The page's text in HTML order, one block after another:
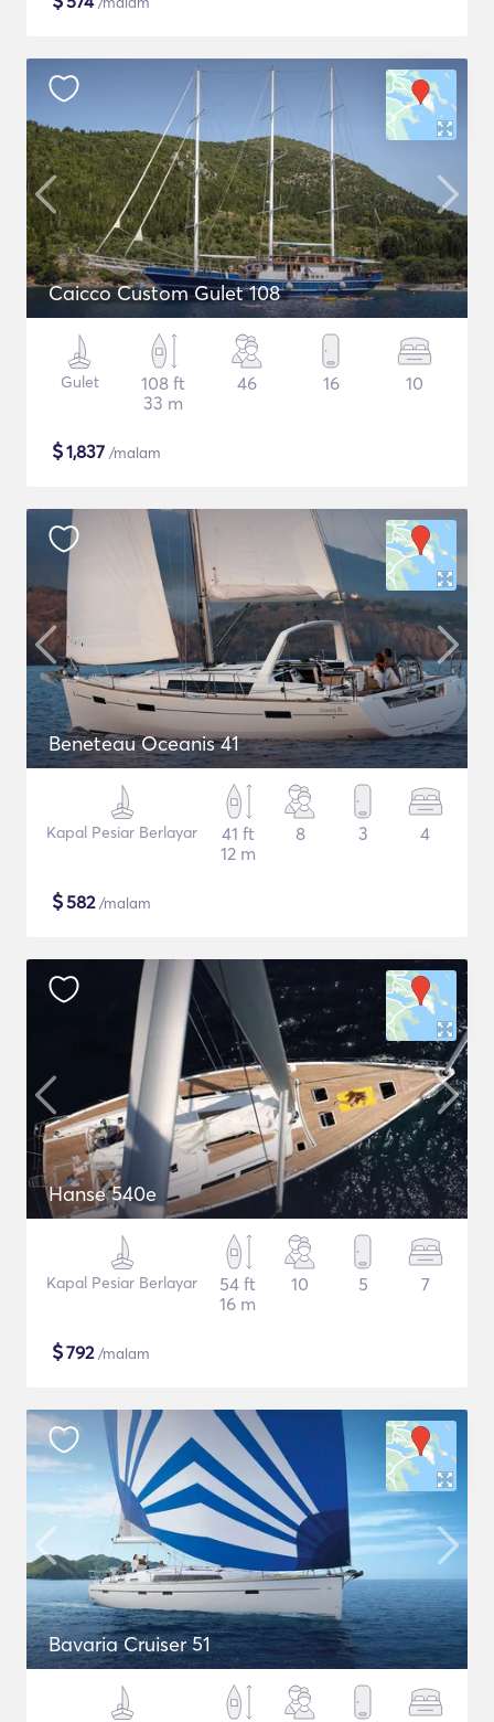
Caicco Custom Gulet 108
Gulet
108 ft
33 m
46 16 10
$1,837 /malam
Beneteau Oceanis 41
Kapal Pesiar Berlayar
41 ft
12 m
8 3 4
$582/malam
Hanse 540e
Kapal Pesiar Berlayar
54 ft
16 m
10 5 7
$792/malam
Bavaria Cruiser 51